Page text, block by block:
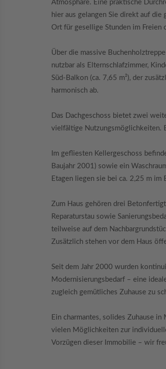
Atmosphäre. Eine praktische
hier aus gelangen Sie direkt auf
Ort für gesellige Stunden im Freien
Über die massive
nutzbar als Elternschlafzimmer,
Süd-Balkon (ca. 7,65 m²), der
harmonisch ab.
Das Dachgeschoss bietet zwei
vielfältige Nutzungsmöglichkeiten.
Im gefliesten Kellergeschoss
Baujahr 2001) sowie ein
Etagen liegen sie bei ca. 2,25 m im
Zum Haus gehören drei
Reparaturstau sowie
teilweise auf dem
Zusätzlich stehen vor dem Haus
Seit dem Jahr 2000 wurden
Modernisierungsbedarf – eine
zugleich gemütliches Zuhause zu
Ein charmantes, solides Zuhause
vielen Möglichkeiten zur
Vorzügen dieser Immobilie – wir